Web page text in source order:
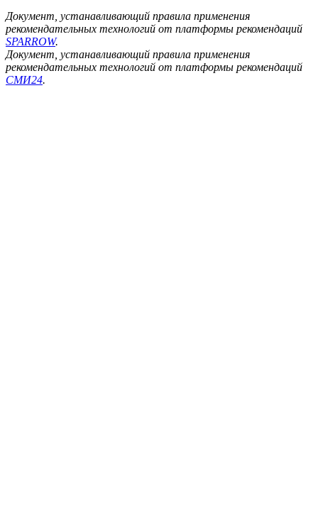
Документ, устанавливающий правила применения
рекомендательных технологий от платформы рекомендаций
SPARROW.
Документ, устанавливающий правила применения
рекомендательных технологий от платформы рекомендаций
СМИ24.